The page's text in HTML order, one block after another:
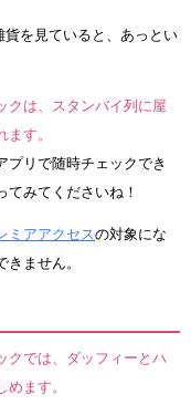
を見ていると、あっとい
クは、スタンバイ列に屋
す。
プリで随時チェックでき
みてくださいね！
ミアアクセスの対象にな
ません。
クでは、ダッフィーとハ
ます。